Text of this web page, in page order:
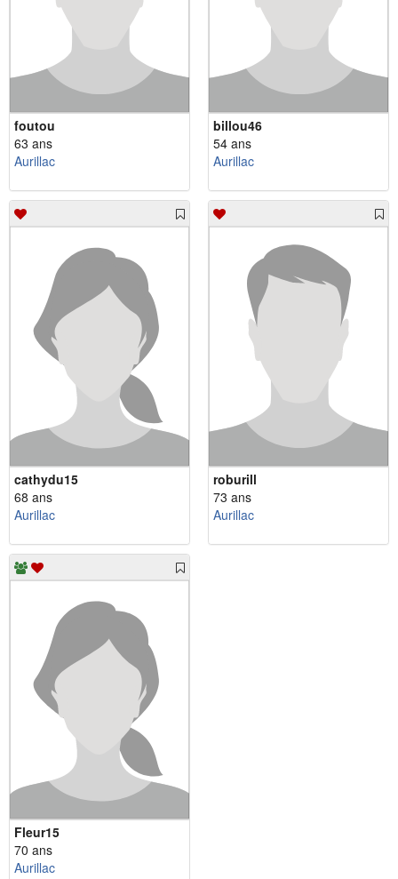
foutou
63 ans
Aurillac
billou46
54 ans
Aurillac
cathydu15
68 ans
Aurillac
roburill
73 ans
Aurillac
Fleur15
70 ans
Aurillac